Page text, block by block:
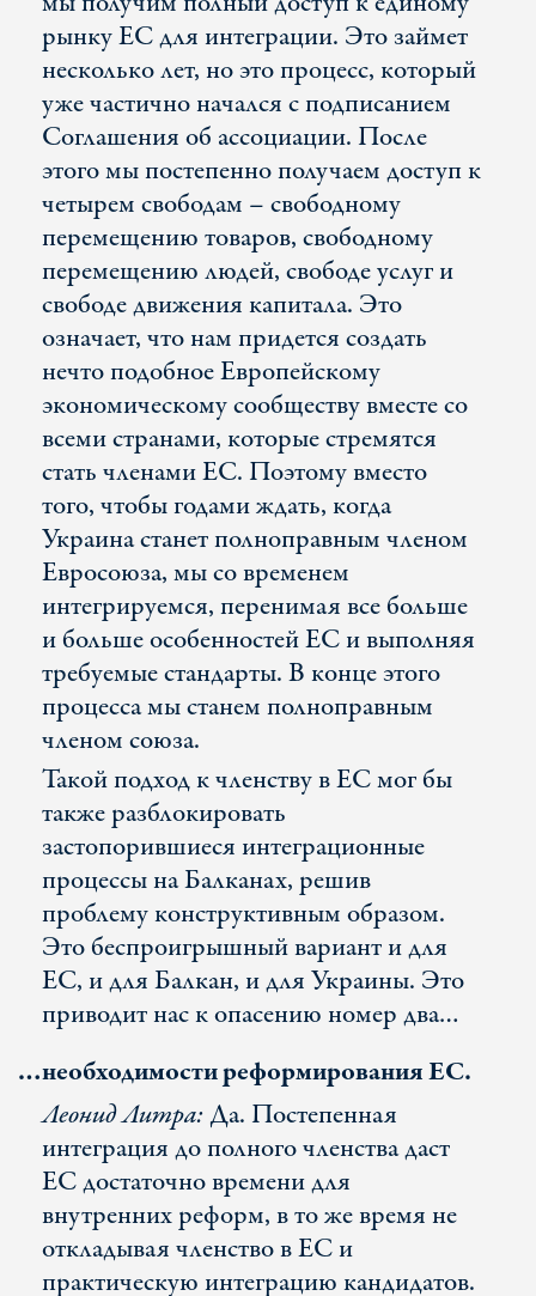
рынку ЕС для интеграции. Это займет
несколько лет, но это процесс, который
уже частично начался с подписанием
Соглашения об ассоциации. После
этого мы постепенно получаем доступ к
четырем свободам – свободному
перемещению товаров, свободному
перемещению людей, свободе услуг и
свободе движения капитала. Это
означает, что нам придется создать
нечто подобное Европейскому
экономическому сообществу вместе со
всеми странами, которые стремятся
стать членами ЕС. Поэтому вместо
того, чтобы годами ждать, когда
Украина станет полноправным членом
Евросоюза, мы со временем
интегрируемся, перенимая все больше
и больше особенностей ЕС и выполняя
требуемые стандарты. В конце этого
процесса мы станем полноправным
членом союза.
Такой подход к членству в ЕС мог бы
также разблокировать
застопорившиеся интеграционные
процессы на Балканах, решив
проблему конструктивным образом.
Это беспроигрышный вариант и для
ЕС, и для Балкан, и для Украины. Это
приводит нас к опасению номер два…
…необходимости реформирования ЕС.
Леонид Литра:Да. Постепенная
интеграция до полного членства даст
ЕС достаточно времени для
внутренних реформ, в то же время не
откладывая членство в ЕС и
практическую интеграцию кандидатов.